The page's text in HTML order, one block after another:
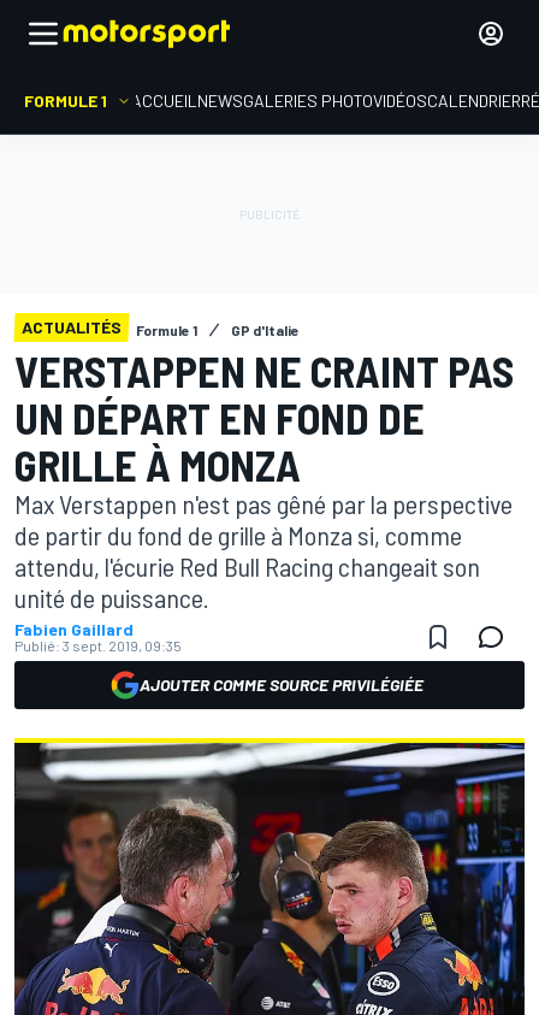
FORMULE 1 ACCUEIL NEWSGALERIES PHOTOVIDÉOSCALENDRIER
ACTUALITÉS Formule 1 GP d'Italie
VERSTAPPEN NE CRAINT PAS
UN DÉPART EN FOND DE
GRILLE À MONZA
Max Verstappen n'est pas gêné par la perspective
de partir du fond de grille à Monza si, comme
attendu, l'écurie Red Bull Racing changeait son
unité de puissance.
Fabien Gaillard
Publié: 3 sept. 2019, 09:35
AJOUTER COMME SOURCE PRIVILÉGIÉE